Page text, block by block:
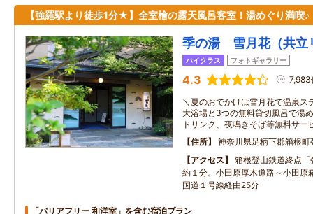
【強羅駅より徒歩1分★】全室檜の露天風呂客室！湯めぐり満喫♪
季の湯 雪月花（共立
ハイクラス フォトギャラリー
4.3 7,983
＼夏のおでかけは雪月花で温泉ス
大浴場と3つの無料貸切風呂で湯
ドリンク、夜鳴きそば等無料サー
住所
神奈川県足柄下郡箱根
アクセス
箱根登山鉄道終点
約１分。小田原厚木道路～小田原
国道１号線経由25分
「バリアフリー 和洋室」を含む宿泊プラン